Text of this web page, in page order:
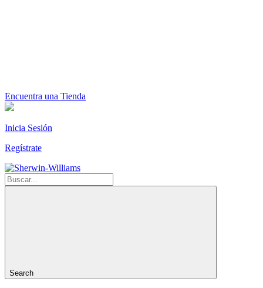
Encuentra una Tienda
Inicia Sesión
Regístrate
Search